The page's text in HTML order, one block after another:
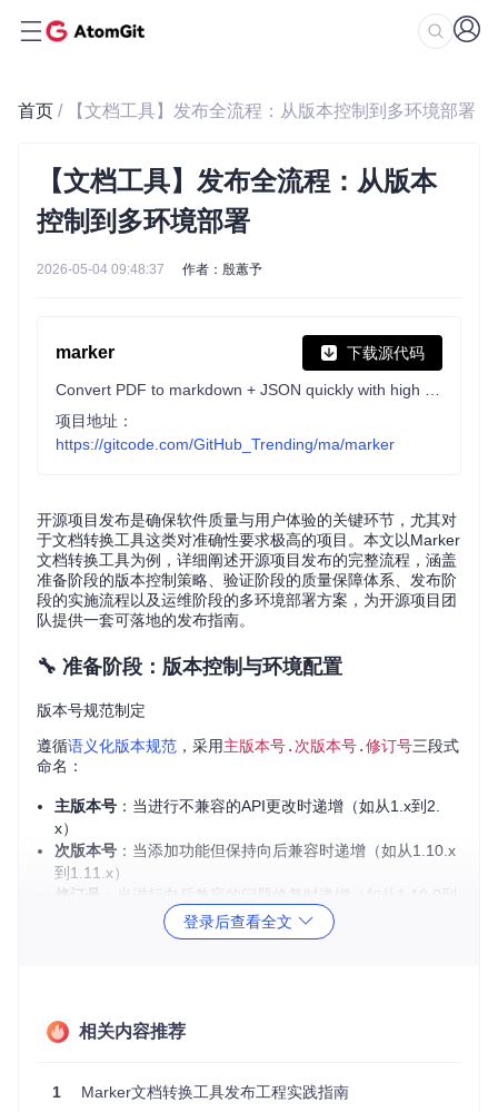
首页 / 【文档工具】发布全流程：从版本控制到多环境部署
【文档工具】发布全流程：从版本
控制到多环境部署
2026-05-04 09:48:37 作者：殷蕙予
marker 下载源代码
项目地址：
https://gitcode.com/GitHub_Trending/ma/marker
开源项目发布是确保软件质量与用户体验的关键环节，尤其对
于文档转换工具这类对准确性要求极高的项目。本文以Marker
文档转换工具为例，详细阐述开源项目发布的完整流程，涵盖
准备阶段的版本控制策略、验证阶段的质量保障体系、发布阶
段的实施流程以及运维阶段的多环境部署方案，为开源项目团
队提供一套可落地的发布指南。
🔧 准备阶段：版本控制与环境配置
版本号规范制定
遵循语义化版本规范 ，采用主版本号.次版本号.修订号三段式
命名：
主版本号 ：当进行不兼容的API更改时递增（如从1.x到2.
x）
次版本号 ：当添加功能但保持向后兼容时递增（如从1.10.x
到1.11.x）
修订号
：当进行向后兼容的问题修复时递增（如从1.10.0到
name = "marker-pdf"
version
兼容性处理策略
登录后查看全文
相关内容推荐
1 Marker文档转换工具发布工程实践指南